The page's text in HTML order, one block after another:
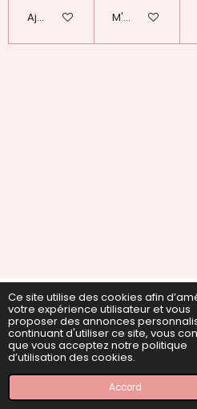
Ce site utilise des cookies afin
votre expérience utilisateur et vous
proposer des annonces
continuant d'utiliser ce site, vous
que vous acceptez notre politique
d’utilisation des cookies.
Accord
Ajouter au panierM'avertir si
ire © 2022 - 2026 PAUGLAM
Propulsé parWebador